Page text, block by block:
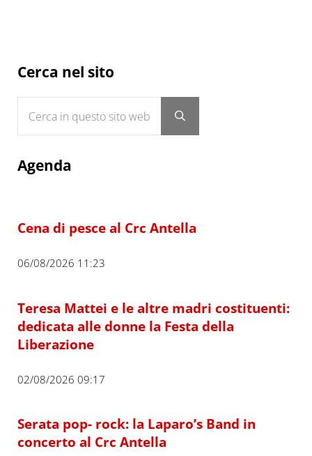
Sidebar
Cerca nel sito
Submit search
Agenda
Cena di pesce al Crc Antella
06/08/2026 11:23
Teresa Mattei e le altre madri costituenti:
dedicata alle donne la Festa della
Liberazione
02/08/2026 09:17
Serata pop- rock: la Laparo’s Band in
concerto al Crc Antella